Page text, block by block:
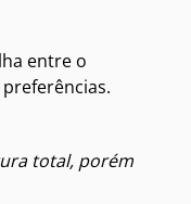
entre o
total, porém